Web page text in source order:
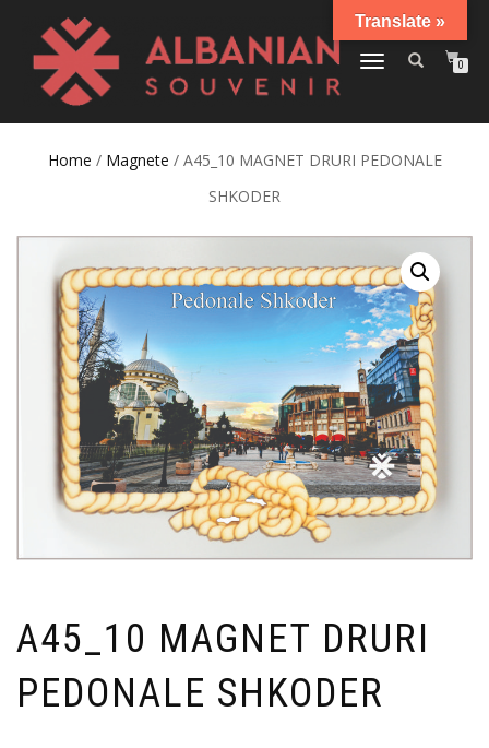
TOGGLE
0
Home / Magnete / A45_10 MAGNET DRURI PEDONALE
SHKODER
A45_10 MAGNET DRURI
PEDONALE SHKODER
Translate »